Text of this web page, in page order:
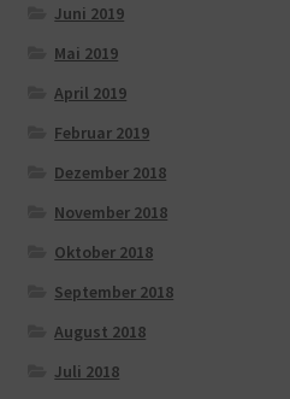
Juni 2019
Mai 2019
April 2019
Februar 2019
Dezember 2018
November 2018
Oktober 2018
September 2018
August 2018
Juli 2018